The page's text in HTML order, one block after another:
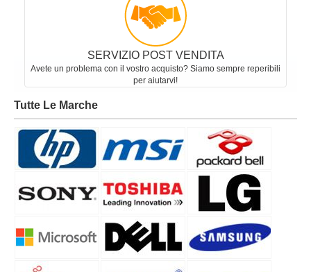
SERVIZIO POST VENDITA
Avete un problema con il vostro acquisto? Siamo sempre reperibili
per aiutarvi!
Tutte Le Marche